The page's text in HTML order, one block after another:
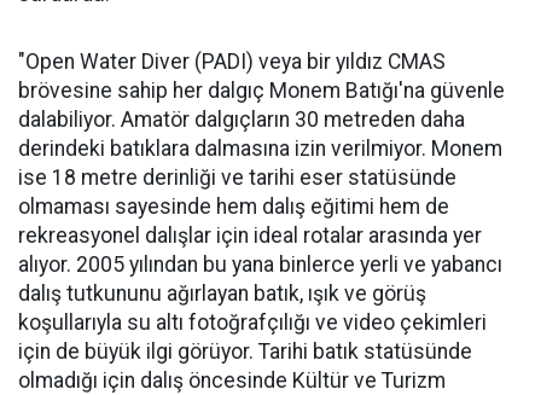
"Open Water Diver (PADI) veya bir yıldız CMAS
brövesine sahip her dalgıç Monem Batığı'na güvenle
dalabiliyor. Amatör dalgıçların 30 metreden daha
derindeki batıklara dalmasına izin verilmiyor. Monem
ise 18 metre derinliği ve tarihi eser statüsünde
olmaması sayesinde hem dalış eğitimi hem de
rekreasyonel dalışlar için ideal rotalar arasında yer
alıyor. 2005 yılından bu yana binlerce yerli ve yabancı
dalış tutkununu ağırlayan batık, ışık ve görüş
koşullarıyla su altı fotoğrafçılığı ve video çekimleri
için de büyük ilgi görüyor. Tarihi batık statüsünde
olmadığı için dalış öncesinde Kültür ve Turizm